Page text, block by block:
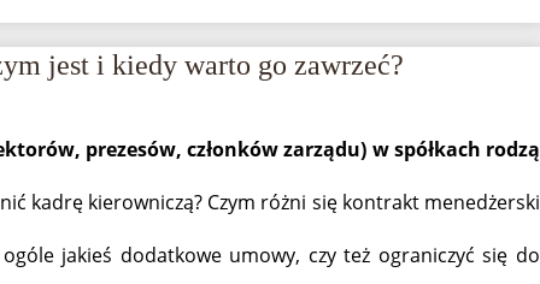
jest i kiedy warto go zawrzeć?
prezesów, członków zarządu) w spółkach rodzą
kadrę kierowniczą? Czym różni się kontrakt menedżerski
jakieś dodatkowe umowy, czy też ograniczyć się do